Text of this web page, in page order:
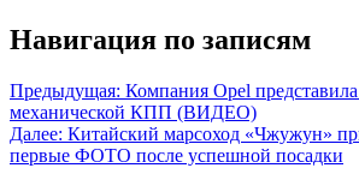
Навигация по записям
Предыдущая: Компания Opel представила
механической КПП (ВИДЕО)
Далее: Китайский марсоход «Чжужун»
первые ФОТО после успешной посадки